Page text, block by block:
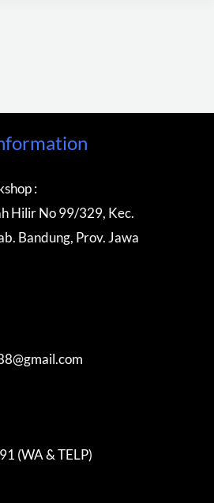
:
Hilir No 99/329, Kec.
Bandung, Prov. Jawa
(WA & TELP)